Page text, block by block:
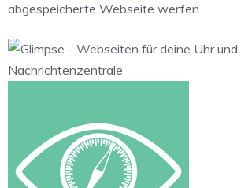
abgespeicherte Webseite werfen.